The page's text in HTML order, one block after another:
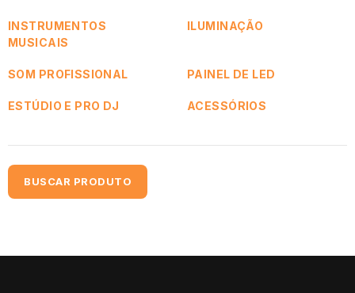
INSTRUMENTOS
MUSICAIS
ILUMINAÇÃO
SOM PROFISSIONAL PAINEL DE LED
ESTÚDIO E PRO DJ ACESSÓRIOS
BUSCAR PRODUTO